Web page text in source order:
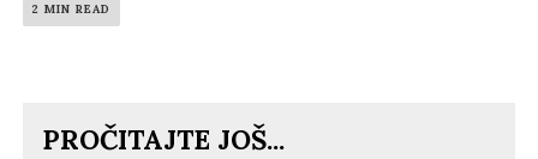
2 MIN READ
PROČITAJTE JOŠ...